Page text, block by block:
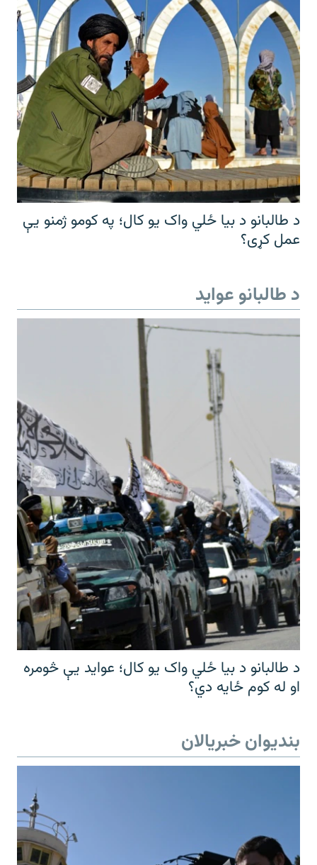
د طالبانو د بیا ځلي واک یو کال؛ په کومو ژمنو یې
عمل کړی؟
د طالبانو عواید
د طالبانو د بیا ځلي واک یو کال؛ عواید یې څومره
او له کوم ځایه دي؟
بندیوان خبریالان